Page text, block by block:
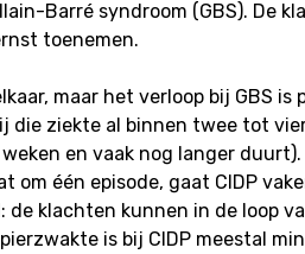
Barré syndroom (GBS). De
toenemen.
maar het verloop bij GBS
die ziekte al binnen twee tot
en vaak nog langer
om één episode, gaat CIDP
de klachten kunnen in de loop
is bij CIDP meestal